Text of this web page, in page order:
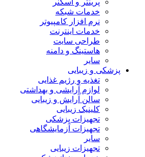
پرینتر و اسکنر
خدمات شبکه
نرم افزار کامپیوتر
خدمات اینترنت
طراحی سایت
هاستینگ و دامنه
سایر
پزشکی و زیبایی
تغذیه و رژیم غذایی
لوازم آرایشی و بهداشتی
سالن آرایش و زیبایی
کلینیک زیبایی
تجهیزات پزشکی
تجهیزات آزمایشگاهی
سایر
تجهیزات زیبایی